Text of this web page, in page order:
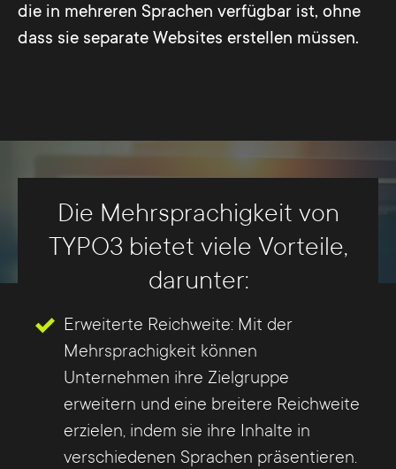
die in mehreren Sprachen verfügbar ist, ohne
dass sie separate Websites erstellen müssen.
Die Mehrsprachigkeit von
TYPO3 bietet viele Vorteile,
darunter:
Erweiterte Reichweite: Mit der
Mehrsprachigkeit können
Unternehmen ihre Zielgruppe
erweitern und eine breitere Reichweite
erzielen, indem sie ihre Inhalte in
verschiedenen Sprachen präsentieren.